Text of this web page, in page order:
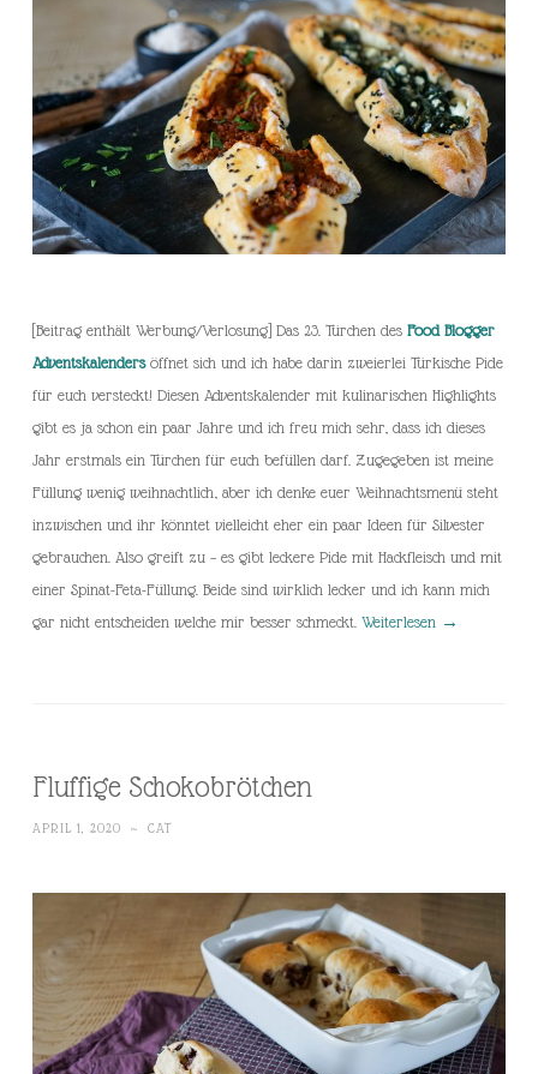
[Beitrag enthält Werbung/Verlosung] Das 23. Türchen des Food Blogger
Adventskalendersöffnet sich und ich habe darin zweierlei Türkische Pide
für euch versteckt! Diesen Adventskalender mit kulinarischen Highlights
gibt es ja schon ein paar Jahre und ich freu mich sehr, dass ich dieses
Jahr erstmals ein Türchen für euch befüllen darf. Zugegeben ist meine
Füllung wenig weihnachtlich, aber ich denke euer Weihnachtsmenü steht
inzwischen und ihr könntet vielleicht eher ein paar Ideen für Silvester
gebrauchen. Also greift zu – es gibt leckere Pide mit Hackfleisch und mit
einer Spinat-Feta-Füllung. Beide sind wirklich lecker und ich kann mich
gar nicht entscheiden welche mir besser schmeckt. Weiterlesen →
Fluffige Schokobrötchen
APRIL 1, 2020 ~ CAT